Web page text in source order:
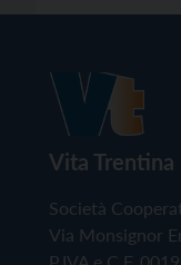
Vita Trentina
Società
Via Monsignor